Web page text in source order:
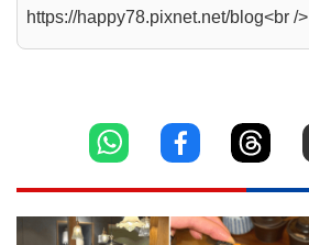
https://happy78.pixnet.net/blog<br />